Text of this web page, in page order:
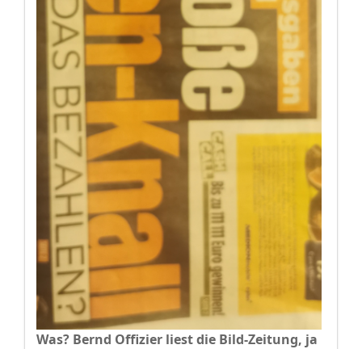
Was? Bernd Offizier liest die Bild-Zeitung, ja